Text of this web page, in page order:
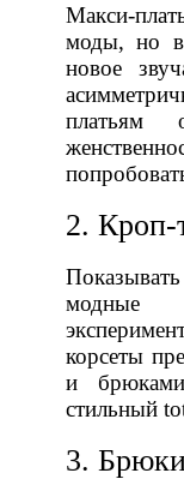
Макси-
моды, но в
новое
платьям
2. Кроп-
корсеты
и
стильный
3.